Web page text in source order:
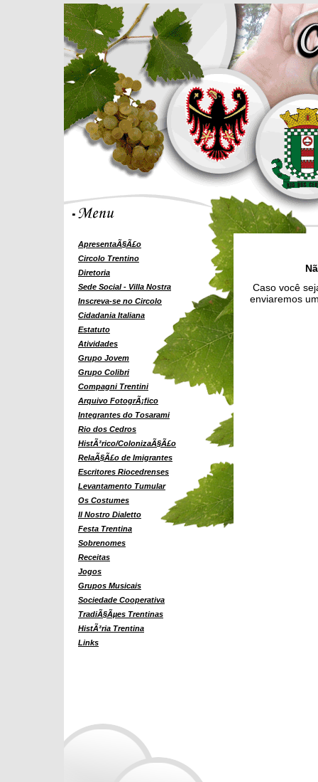
ApresentaÃ§Ã£o
Circolo Trentino
Diretoria
Sede Social - Villa Nostra
Inscreva-se no Circolo
Cidadania Italiana
Estatuto
Atividades
Grupo Jovem
Grupo Colibri
Compagni Trentini
Arquivo FotogrÃ¡fico
Integrantes do Tosarami
Rio dos Cedros
HistÃ³rico/ColonizaÃ§Ã£o
RelaÃ§Ã£o de Imigrantes
Escritores Riocedrenses
Levantamento Tumular
Os Costumes
Il Nostro Dialetto
Festa Trentina
Sobrenomes
Receitas
Jogos
Grupos Musicais
Sociedade Cooperativa
TradiÃ§Ãµes Trentinas
HistÃ³ria Trentina
Links
Caso você
enviaremos